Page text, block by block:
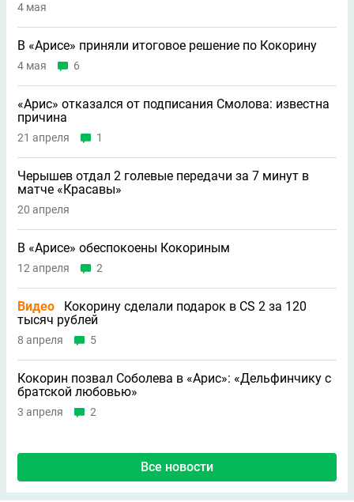
4 мая
В «Арисе» приняли итоговое решение по Кокорину
4 мая 6
«Арис» отказался от подписания Смолова: известна
причина
21 апреля 1
Черышев отдал 2 голевые передачи за 7 минут в
матче «Красавы»
20 апреля
В «Арисе» обеспокоены Кокориным
12 апреля 2
Видео
Кокорину сделали подарок в CS 2 за 120
тысяч рублей
8 апреля 5
Кокорин позвал Соболева в «Арис»: «Дельфинчику с
братской любовью»
3 апреля 2
Все новости